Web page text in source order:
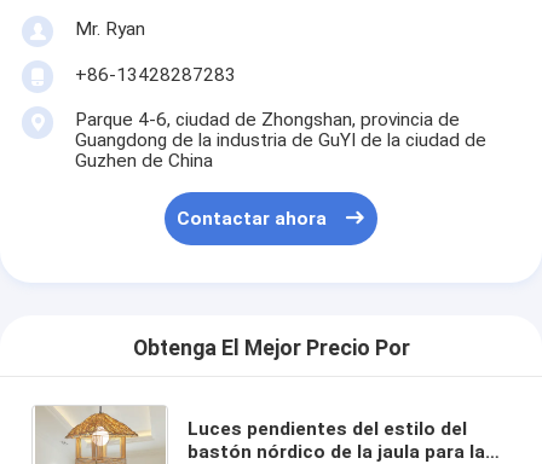
Mr. Ryan
+86-13428287283
Parque 4-6, ciudad de Zhongshan, provincia de
Guangdong de la industria de GuYI de la ciudad de
Guzhen de China
Contactar ahora
Obtenga El Mejor Precio Por
Luces pendientes del estilo del
bastón nórdico de la jaula para la